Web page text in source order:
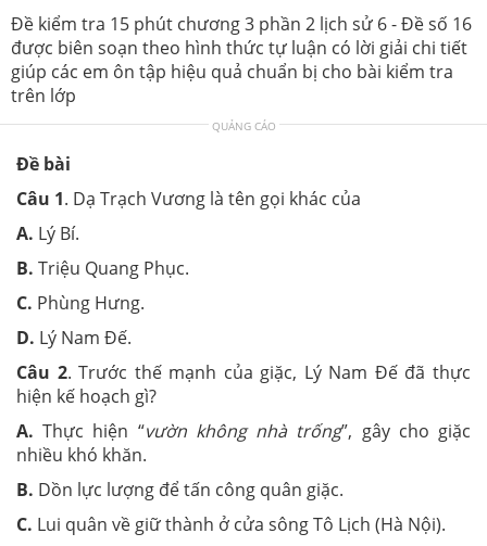
Đề kiểm tra 15 phút chương 3 phần 2 lịch sử 6 - Đề số 16
được biên soạn theo hình thức tự luận có lời giải chi tiết
giúp các em ôn tập hiệu quả chuẩn bị cho bài kiểm tra
trên lớp
QUẢNG CÁO
Đề bài
Câu 1. Dạ Trạch Vương là tên gọi khác của
A. Lý Bí.
B. Triệu Quang Phục.
C. Phùng Hưng.
D. Lý Nam Đế.
Câu 2. Trước thế mạnh của giặc, Lý Nam Đế đã thực
hiện kế hoạch gì?
A.Thực hiện “vườn không nhà trống”, gây cho giặc
nhiều khó khăn.
B. Dồn lực lượng để tấn công quân giặc.
C. Lui quân về giữ thành ở cửa sông Tô Lịch (Hà Nội).